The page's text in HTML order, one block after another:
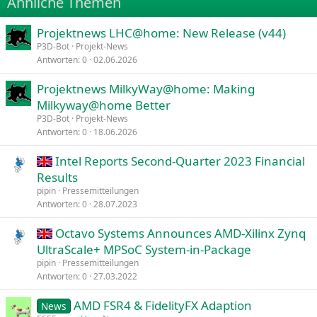
26
Trebuchet MS
Verdana
Projektnews LHC@home: New Release (v44)
P3D-Bot Projekt-News
Antworten 0 02.06.2026
Projektnews MilkyWay@home: Making
Milkyway@home Better
P3D-Bot Projekt-News
Antworten 0 18.06.2026
Intel Reports Second-Quarter 2023 Financial
Results
pipin Pressemitteilungen
Antworten 0 28.07.2023
Octavo Systems Announces AMD-Xilinx Zynq
UltraScale+ MPSoC System-in-Package
pipin Pressemitteilungen
Antworten 0 27.03.2022
News AMD FSR4 & FidelityFX Adaption